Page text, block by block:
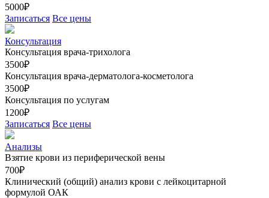
5000₽
Записаться Все цены
Консультация
Консультация врача-трихолога
3500₽
Консультация врача-дерматолога-косметолога
3500₽
Консультация по услугам
1200₽
Записаться Все цены
Анализы
Взятие крови из периферической вены
700₽
Клинический (общий) анализ крови с лейкоцитарной
формулой ОАК